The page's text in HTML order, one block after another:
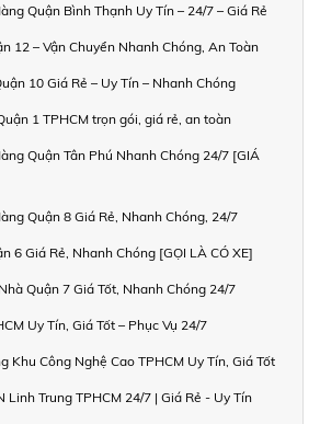
Quận Bình Thạnh Uy Tín – 24/7 – Giá Rẻ
12 – Vận Chuyển Nhanh Chóng, An Toàn
10 Giá Rẻ – Uy Tín – Nhanh Chóng
1 TPHCM trọn gói, giá rẻ, an toàn
Quận Tân Phú Nhanh Chóng 24/7 [GIÁ
Quận 8 Giá Rẻ, Nhanh Chóng, 24/7
6 Giá Rẻ, Nhanh Chóng [GỌI LÀ CÓ XE]
Quận 7 Giá Tốt, Nhanh Chóng 24/7
Uy Tín, Giá Tốt – Phục Vụ 24/7
Khu Công Nghệ Cao TPHCM Uy Tín, Giá Tốt
Linh Trung TPHCM 24/7 | Giá Rẻ - Uy Tín